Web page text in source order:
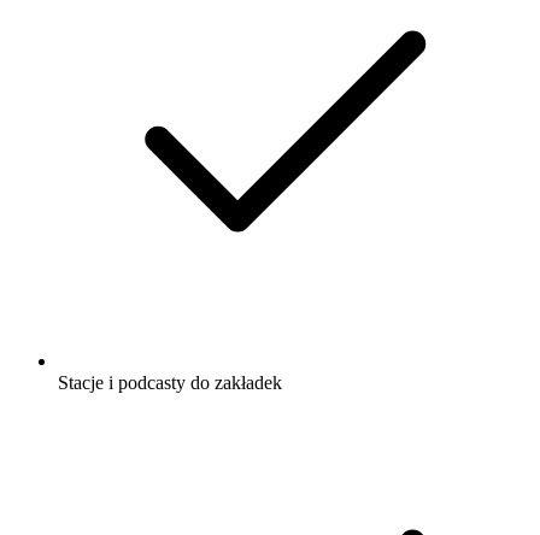
Stacje i podcasty do zakładek